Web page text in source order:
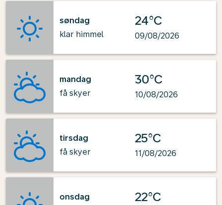
søndag
klar himmel
24°C
09/08/2026
mandag
få skyer
30°C
10/08/2026
tirsdag
få skyer
25°C
11/08/2026
onsdag
22°C